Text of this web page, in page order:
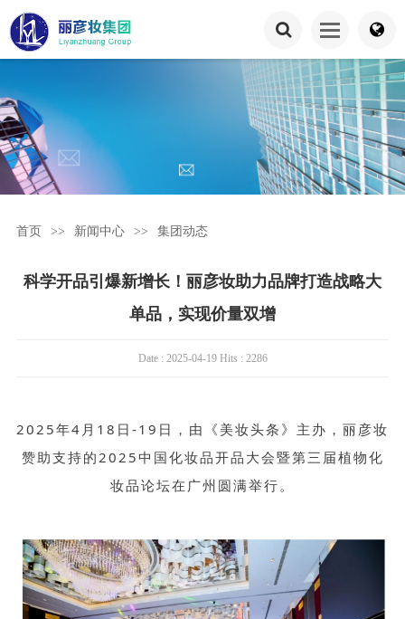
首页 >> 新闻中心 >> 集团动态
科学开品引爆新增长！丽彦妆助力品牌打造战略大
单品，实现价量双增
Date : 2025-04-19 Hits : 2286
2025年4月18日-19日，由《美妆头条》主办，丽彦妆
赞助支持的2025中国化妆品开品大会暨第三届植物化
妆品论坛在广州圆满举行。